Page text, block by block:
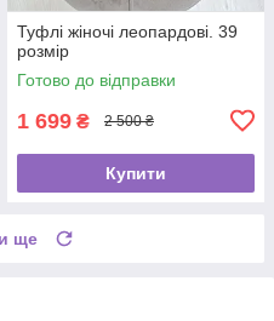
Туфлі жіночі леопардові. 39
розмір
Готово до відправки
1 699 ₴ 2 500 ₴
Купити
ще